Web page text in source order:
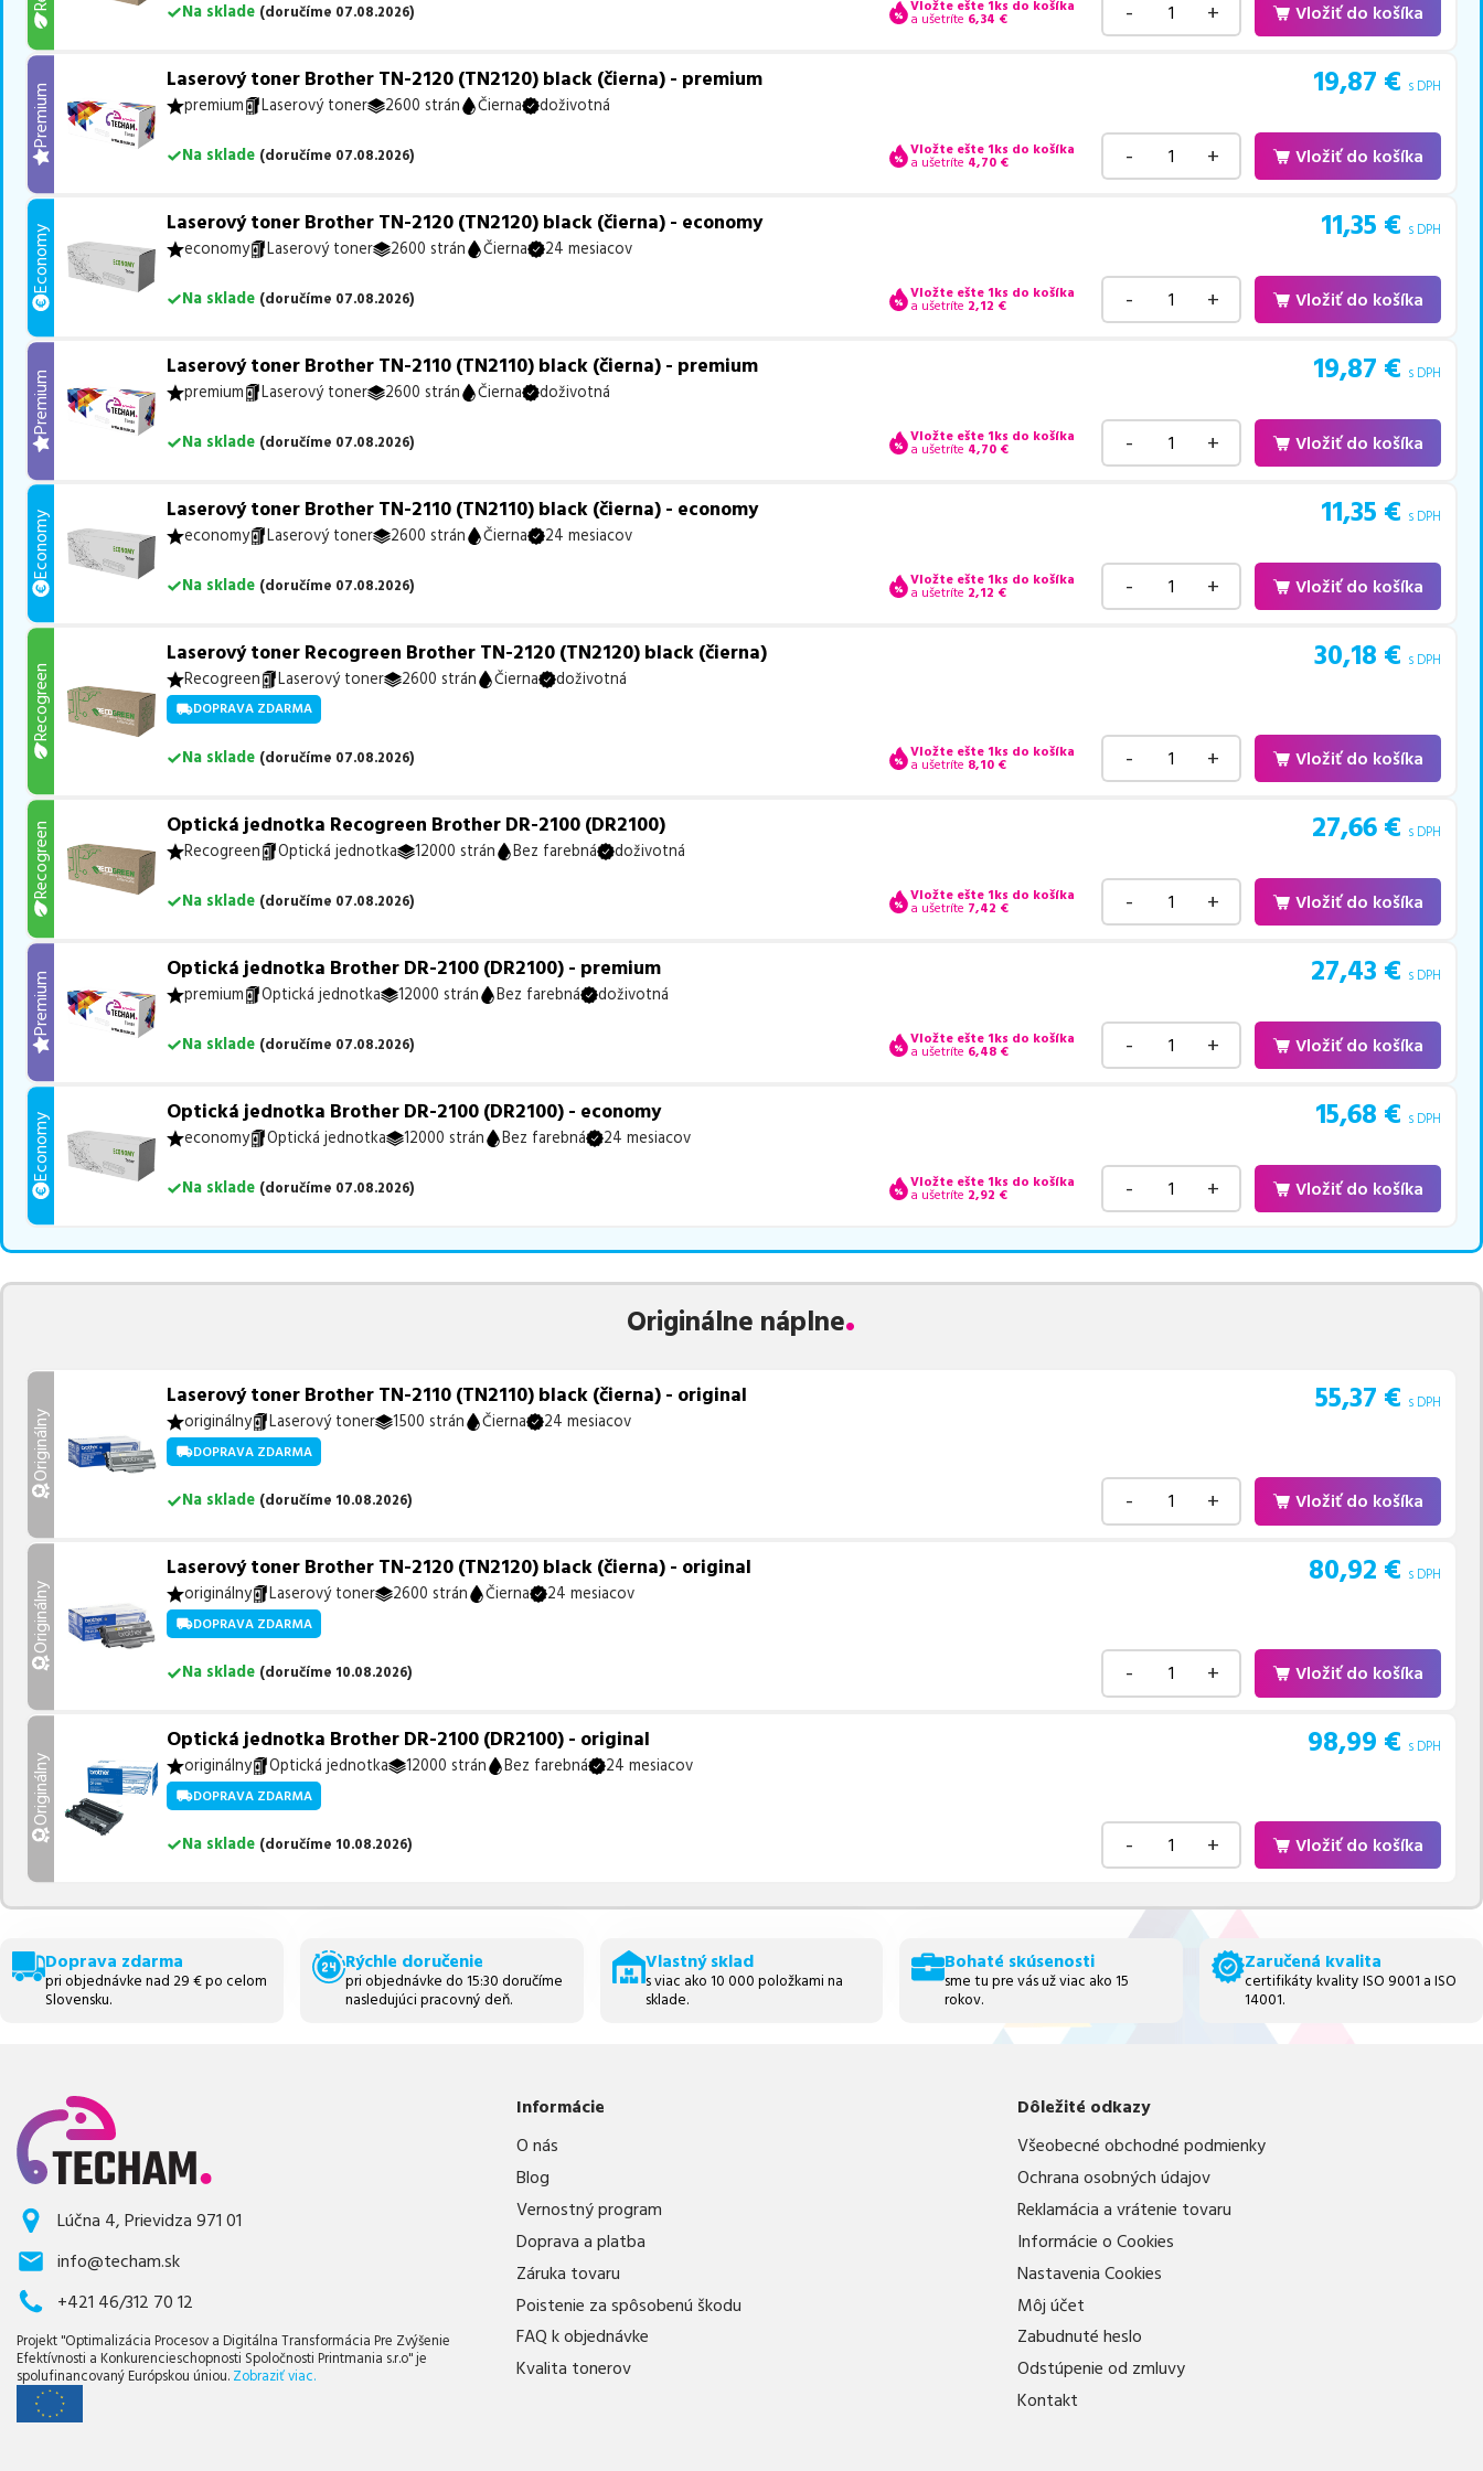
Na sklade (doručíme 07.08.2026) Vložte ešte 1ks do košíka
a ušetríte 6,34 € - + Vložiť do košíka
Premium
Laserový toner Brother TN-2120 (TN2120) black (čierna) - premium 19,87 € s DPH
premium Laserový toner 2600 strán Čierna doživotná
Na sklade (doručíme 07.08.2026) Vložte ešte 1ks do košíka
a ušetríte 4,70 € - + Vložiť do košíka
Economy
Laserový toner Brother TN-2120 (TN2120) black (čierna) - economy 11,35 € s DPH
economy Laserový toner 2600 strán Čierna 24 mesiacov
Na sklade (doručíme 07.08.2026) Vložte ešte 1ks do košíka
a ušetríte 2,12 € - + Vložiť do košíka
Premium
Laserový toner Brother TN-2110 (TN2110) black (čierna) - premium 19,87 € s DPH
premium Laserový toner 2600 strán Čierna doživotná
Na sklade (doručíme 07.08.2026) Vložte ešte 1ks do košíka
a ušetríte 4,70 € - + Vložiť do košíka
Economy
Laserový toner Brother TN-2110 (TN2110) black (čierna) - economy 11,35 € s DPH
economy Laserový toner 2600 strán Čierna 24 mesiacov
Na sklade (doručíme 07.08.2026) Vložte ešte 1ks do košíka
a ušetríte 2,12 € - + Vložiť do košíka
Recogreen
Laserový toner Recogreen Brother TN-2120 (TN2120) black (čierna) 30,18 € s DPH
Recogreen Laserový toner 2600 strán Čierna doživotná
DOPRAVA ZDARMA
Na sklade (doručíme 07.08.2026) Vložte ešte 1ks do košíka
a ušetríte 8,10 € - + Vložiť do košíka
Recogreen Optická jednotka Recogreen Brother DR-2100 (DR2100) 27,66 € s DPH
Recogreen Optická jednotka 12000 strán Bez farebná doživotná
Na sklade (doručíme 07.08.2026) Vložte ešte 1ks do košíka
a ušetríte 7,42 € - + Vložiť do košíka
Premium
Optická jednotka Brother DR-2100 (DR2100) - premium 27,43 € s DPH
premium Optická jednotka 12000 strán Bez farebná doživotná
Na sklade (doručíme 07.08.2026) Vložte ešte 1ks do košíka
a ušetríte 6,48 € - + Vložiť do košíka
Economy
Optická jednotka Brother DR-2100 (DR2100) - economy 15,68 € s DPH
economy Optická jednotka 12000 strán Bez farebná 24 mesiacov
Na sklade (doručíme 07.08.2026) Vložte ešte 1ks do košíka
a ušetríte 2,92 € - + Vložiť do košíka
Originálne náplne
Originálny
Laserový toner Brother TN-2110 (TN2110) black (čierna) - original 55,37 € s DPH
originálny Laserový toner 1500 strán Čierna 24 mesiacov
DOPRAVA ZDARMA
Na sklade (doručíme 10.08.2026) - + Vložiť do košíka
Originálny
Laserový toner Brother TN-2120 (TN2120) black (čierna) - original 80,92 € s DPH
originálny Laserový toner 2600 strán Čierna 24 mesiacov
DOPRAVA ZDARMA
Na sklade (doručíme 10.08.2026) - + Vložiť do košíka
Originálny
Optická jednotka Brother DR-2100 (DR2100) - original 98,99 € s DPH
originálny Optická jednotka 12000 strán Bez farebná 24 mesiacov
DOPRAVA ZDARMA
Na sklade (doručíme 10.08.2026) - + Vložiť do košíka
Doprava zdarma
pri objednávke nad 29 € po celom
Slovensku.
Rýchle doručenie
pri objednávke do 15:30 doručíme
nasledujúci pracovný deň.
Vlastný sklad
s viac ako 10 000 položkami na
sklade.
Bohaté skúsenosti
sme tu pre vás už viac ako 15
rokov.
Zaručená kvalita
certifikáty kvality ISO 9001 a ISO
14001.
Lúčna 4, Prievidza 971 01
info@techam.sk
+421 46/312 70 12
Projekt "Optimalizácia Procesov a Digitálna Transformácia Pre Zvýšenie
Efektívnosti a Konkurencieschopnosti Spoločnosti Printmania s.r.o" je
spolufinancovaný Európskou úniou. Zobraziť viac.
Informácie
O nás
Blog
Vernostný program
Doprava a platba
Záruka tovaru
Poistenie za spôsobenú škodu
FAQ k objednávke
Kvalita tonerov
Dôležité odkazy
Všeobecné obchodné podmienky
Ochrana osobných údajov
Reklamácia a vrátenie tovaru
Informácie o Cookies
Nastavenia Cookies
Môj účet
Zabudnuté heslo
Odstúpenie od zmluvy
Kontakt